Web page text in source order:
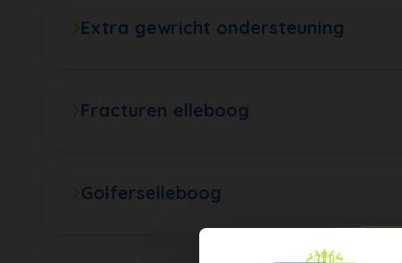
Extra gewricht ondersteuning
Fracturen elleboog
Golferselleboog